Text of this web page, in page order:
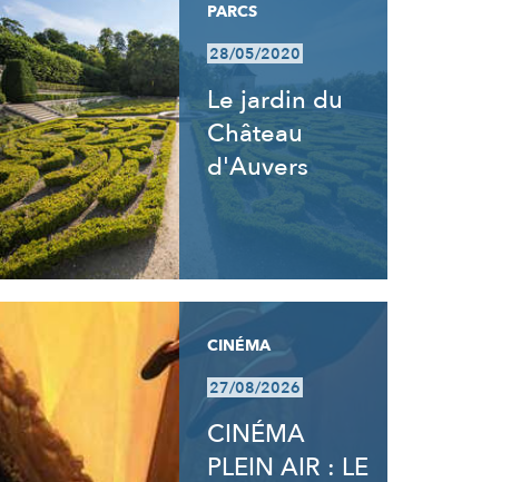
PARCS
28/05/2020
Le jardin du
Château
d'Auvers
CINÉMA
27/08/2026
CINÉMA
PLEIN AIR : LE